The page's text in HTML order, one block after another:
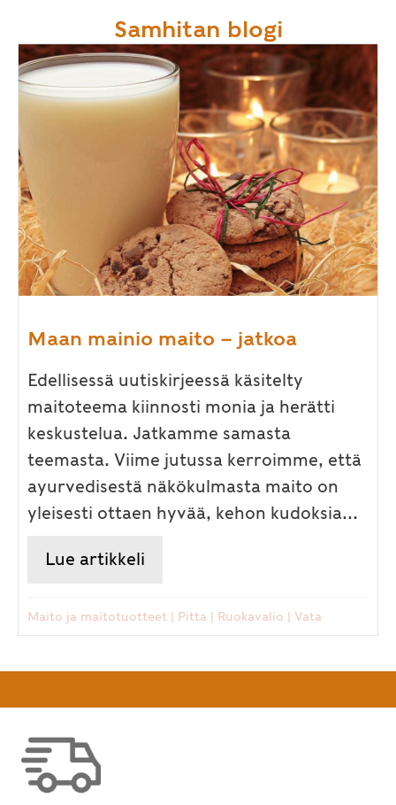
Samhitan blogi
Maan mainio maito – jatkoa
Edellisessä uutiskirjeessä käsitelty
maitoteema kiinnosti monia ja herätti
keskustelua. Jatkamme samasta
teemasta. Viime jutussa kerroimme, että
ayurvedisestä näkökulmasta maito on
yleisesti ottaen hyvää, kehon kudoksia...
Lue artikkeli
Maito ja maitotuotteet | Pitta | Ruokavalio | Vata